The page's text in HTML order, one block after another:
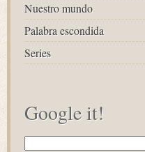
Nuestro mundo
Palabra escondida
Series
Google it!
Search